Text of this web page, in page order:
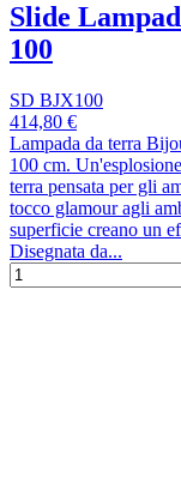
Slide
100
SD BJX100
414,80 €
Lampada da terra
100 cm.
terra pensata per gli
tocco glamour agli
superficie creano un
Disegnata da...